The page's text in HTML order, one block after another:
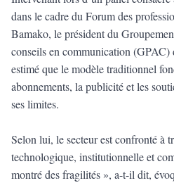
dans le cadre du Forum des
Bamako, le président du
conseils en communication
estimé que le modèle traditionnel
abonnements, la publicité et les
ses limites.
Selon lui, le secteur est confronté à
technologique, institutionnelle et
montré des fragilités », a-t-il dit,